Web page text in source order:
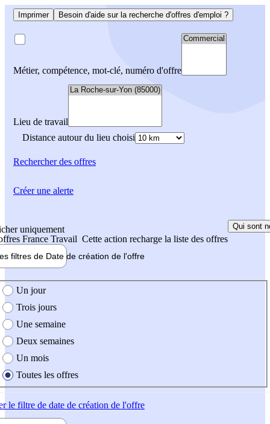
Imprimer Besoin d'aide sur la recherche d'offres d'emploi ?
Métier, compétence, mot-clé, numéro d'offre
Lieu de travail
Distance autour du lieu choisi
Rechercherdes offres
uniquement
France Travail Cette action recharge la liste des offres
Qui sont
filtres de Date de création de l'offre
création de l'offre
Un jour
Trois jours
Une semaine
Deux semaines
Un mois
Toutes les offres
le filtre de date de création de l'offre
Créer une alerte